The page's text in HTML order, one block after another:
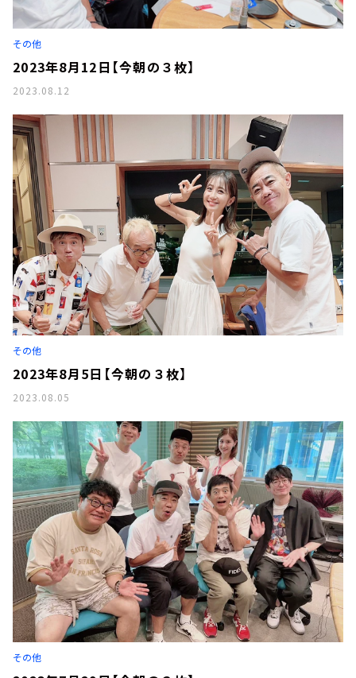
その他
2023年8月12日【今朝の３枚】
2023.08.12
その他
2023年8月5日【今朝の３枚】
2023.08.05
その他